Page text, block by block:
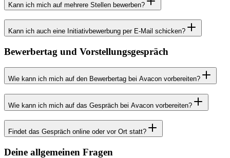
Kann ich mich auf mehrere Stellen bewerben?
Kann ich auch eine Initiativbewerbung per E-Mail schicken?
Bewerbertag und Vorstellungsgespräch
Wie kann ich mich auf den Bewerbertag bei Avacon vorbereiten?
Wie kann ich mich auf das Gespräch bei Avacon vorbereiten?
Findet das Gespräch online oder vor Ort statt?
Deine allgemeinen Fragen